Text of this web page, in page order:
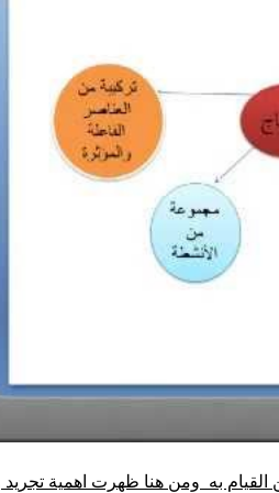
به ومن هنا ظهرت اهمية تجريد